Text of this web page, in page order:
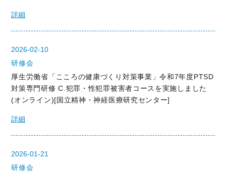
詳細
2026-02-10
研修会
厚生労働省「こころの健康づくり対策事業」令和7年度PTSD
対策専門研修 C.犯罪・性犯罪被害者コースを実施しました
(オンライン)[国立精神・神経医療研究センター]
詳細
2026-01-21
研修会